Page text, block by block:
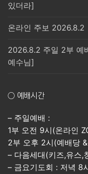
있더라]
온라인 주보 2026.8.2
2026.8.2 주일 2부 예
예수님]
○ 예배시간
– 주일예배 :
1부 오전 9시(온라인
2부 오후 2시(예배당
– 다음세대(키즈,유스,
– 금요기도회 : 저녁 8